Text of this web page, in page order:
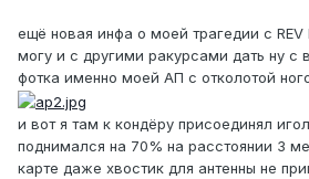
ещё новая инфа о моей трагедии с REV
могу и с другими ракурсами дать ну с
фотка именно моей АП с отколотой
и вот я там к кондёру присоединял
поднимался на 70% на расстоянии 3
карте даже хвостик для антенны не